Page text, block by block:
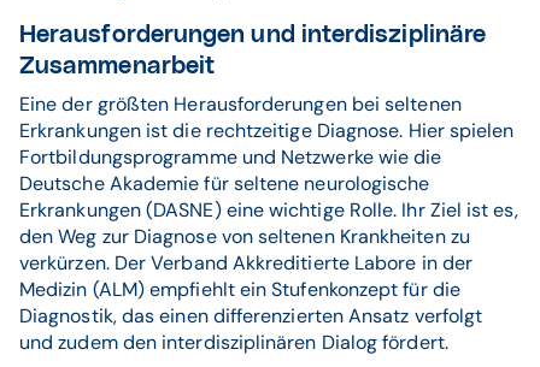
Herausforderungen und interdisziplinäre
Zusammenarbeit
Eine der größten Herausforderungen bei seltenen
Erkrankungen ist die rechtzeitige Diagnose. Hier spielen
Fortbildungsprogramme und Netzwerke wie die
Deutsche Akademie für seltene neurologische
Erkrankungen (DASNE) eine wichtige Rolle. Ihr Ziel ist es,
den Weg zur Diagnose von seltenen Krankheiten zu
verkürzen. Der Verband Akkreditierte Labore in der
Medizin (ALM) empfiehlt ein Stufenkonzept für die
Diagnostik, das einen differenzierten Ansatz verfolgt
und zudem den interdisziplinären Dialog fördert.